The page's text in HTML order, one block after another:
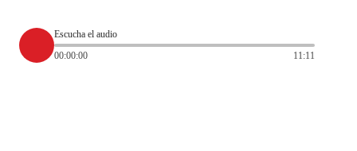
Escucha el audio
00:00:00
11:11